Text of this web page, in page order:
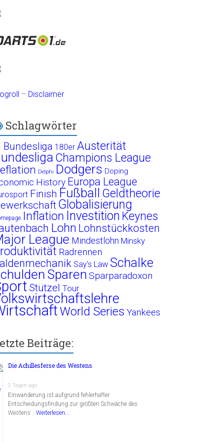
– Disclaimer
Schlagwörter
Bundesliga 180er Austerität
Champions League
Delphi Dodgers Doping
History Europa League
Finish Fußball Geldtheorie
Globalisierung
Inflation Investition Keynes
Lohn Lohnstückkosten
League Mindestlohn Minsky
Radrennen
Say's Law Schalke
Sparen Sparparadoxon
Stützel Tour
World Series Yankees
Beiträge:
Die Achillesferse des Westens
2 Tagen ago
Einwanderung ist aufgrund fehlerhafter
Entscheidungsfindung zur größten Schwäche des
Westens …Weiterlesen...